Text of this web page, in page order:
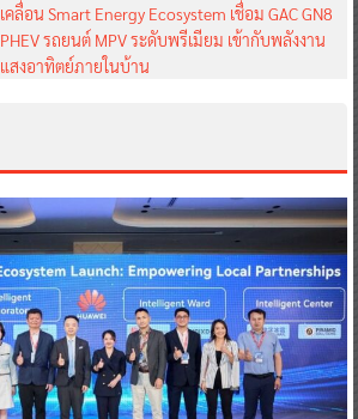
เคลื่อน Smart Energy Ecosystem เชื่อม GAC GN8
PHEV รถยนต์ MPV ระดับพรีเมียม เข้ากับพลังงาน
แสงอาทิตย์ภายในบ้าน